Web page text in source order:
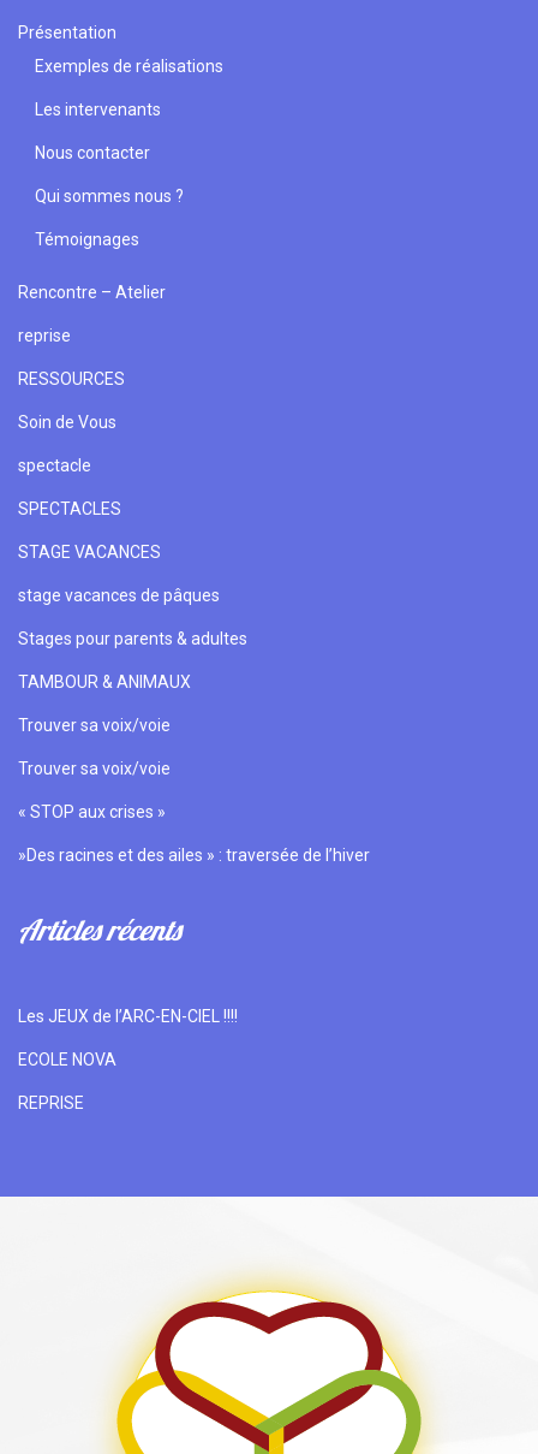
Présentation
Exemples de réalisations
Les intervenants
Nous contacter
Qui sommes nous ?
Témoignages
Rencontre – Atelier
reprise
RESSOURCES
Soin de Vous
spectacle
SPECTACLES
STAGE VACANCES
stage vacances de pâques
Stages pour parents & adultes
TAMBOUR & ANIMAUX
Trouver sa voix/voie
Trouver sa voix/voie
« STOP aux crises »
»Des racines et des ailes » : traversée de l’hiver
Articles récents
Les JEUX de l’ARC-EN-CIEL !!!!
ECOLE NOVA
REPRISE